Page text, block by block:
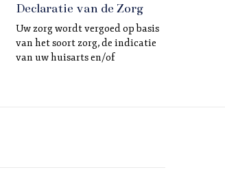
Declaratie van de Zorg
Uw zorg wordt vergoed op basis
van het soort zorg, de indicatie
van uw huisarts en/of